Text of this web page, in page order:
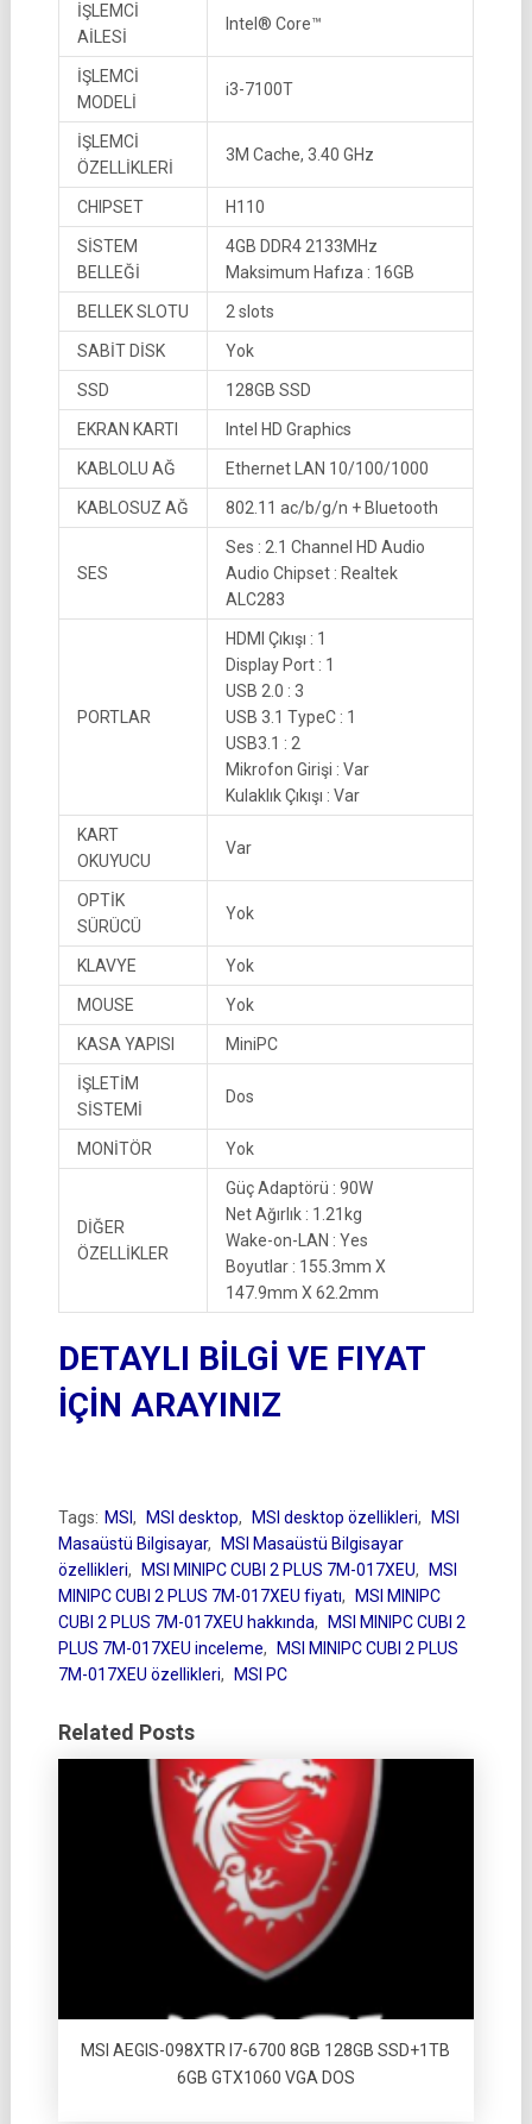
İŞLEMCİ
AİLESİ
Intel® Core™
İŞLEMCİ
MODELİ
i3-7100T
İŞLEMCİ
ÖZELLİKLERİ
3M Cache, 3.40 GHz
CHIPSET H110
SİSTEM
BELLEĞİ
4GB DDR4 2133MHz
Maksimum Hafıza : 16GB
BELLEK SLOTU 2 slots
SABİT DİSK Yok
SSD 128GB SSD
EKRAN KARTI Intel HD Graphics
KABLOLU AĞ Ethernet LAN 10/100/1000
KABLOSUZ AĞ 802.11 ac/b/g/n + Bluetooth
SES
Ses : 2.1 Channel HD Audio
Audio Chipset : Realtek
ALC283
PORTLAR
HDMI Çıkışı : 1
Display Port : 1
USB 2.0 : 3
USB 3.1 TypeC : 1
USB3.1 : 2
Mikrofon Girişi : Var
Kulaklık Çıkışı : Var
KART
OKUYUCU
Var
OPTİK
SÜRÜCÜ
Yok
KLAVYE Yok
MOUSE Yok
KASA YAPISI MiniPC
İŞLETİM
SİSTEMİ
Dos
MONİTÖR Yok
DİĞER
ÖZELLİKLER
Güç Adaptörü : 90W
Net Ağırlık : 1.21kg
Wake-on-LAN : Yes
Boyutlar : 155.3mm X
147.9mm X 62.2mm
DETAYLI BİLGİ VE FIYAT
İÇİN ARAYINIZ
Tags: MSI , MSI desktop, MSI desktop özellikleri,
MSI
Masaüstü Bilgisayar,
MSI Masaüstü Bilgisayar
özellikleri, MSI MINIPC CUBI 2 PLUS 7M-017XEU,
MSI
MINIPC CUBI 2 PLUS 7M-017XEU fiyatı,
MSI MINIPC
CUBI 2 PLUS 7M-017XEU hakkında,
MSI MINIPC CUBI 2
PLUS 7M-017XEU inceleme,
MSI MINIPC CUBI 2 PLUS
7M-017XEU özellikleri, MSI PC
Related Posts
MSI AEGIS-098XTR I7-6700 8GB 128GB SSD+1TB
6GB GTX1060 VGA DOS